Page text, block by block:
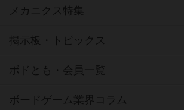
メカニクス特集
掲示板・トピックス
ボドとも・会員一覧
ボードゲーム業界コラム